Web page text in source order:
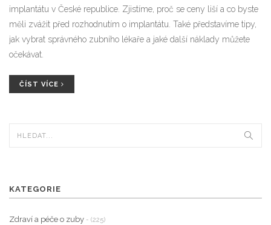
implantátu v České republice. Zjistíme, proč se ceny liší a co byste
měli zvážit před rozhodnutím o implantátu. Také představíme tipy,
jak vybrat správného zubního lékaře a jaké další náklady můžete
očekávat.
ČÍST VÍCE
KATEGORIE
Zdraví a péče o zuby - (225)